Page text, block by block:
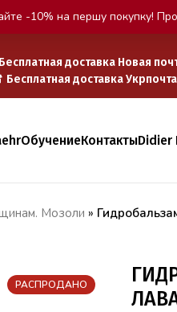
Бесплатная доставка Новая
Бесплатная доставка
ОбучениеКонтактыDidier
Мозоли »
РАСПРОДАНО
-10% на першу покупку!